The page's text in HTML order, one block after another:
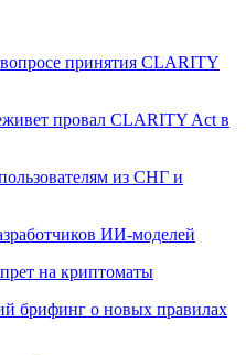
принятия CLARITY
провал CLARITY Act в
из СНГ и
ИИ-моделей
на криптоматы
брифинг о новых правилах